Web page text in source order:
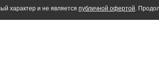
характер и не является публичной офертой.